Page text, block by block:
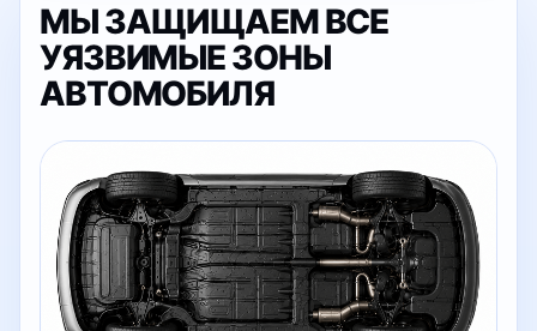
МЫ ЗАЩИЩАЕМ ВСЕ
УЯЗВИМЫЕ ЗОНЫ
АВТОМОБИЛЯ